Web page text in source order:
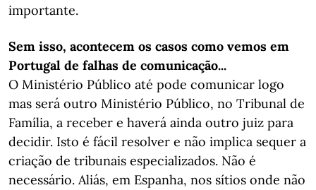
importante.
Sem isso, acontecem os casos como vemos em
Portugal de falhas de comunicação...
O Ministério Público até pode comunicar logo
mas será outro Ministério Público, no Tribunal de
Família, a receber e haverá ainda outro juiz para
decidir. Isto é fácil resolver e não implica sequer a
criação de tribunais especializados. Não é
necessário. Aliás, em Espanha, nos sítios onde não